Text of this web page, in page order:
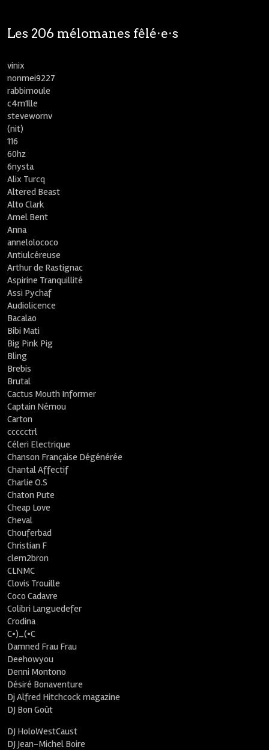
Les 206 mélomanes fêlé⋅e⋅s
vinix
nonmei9227
rabbimoule
c4m1lle
stevewornv
(nit)
116
60hz
6nysta
Alix Turcq
Altered Beast
Alto Clark
Amel Bent
Anna
annelolococo
Antiulcéreuse
Arthur de Rastignac
Aspirine Tranquillité
Assi Pychaf
Audiolicence
Bacalao
Bibi Mati
Big Pink Pig
Bling
Brebis
Brutal
Cactus Mouth Informer
Captain Némou
Carton
ccccctrl
Céleri Electrique
Chanson Française Dégénérée
Chantal Affectif
Charlie O.S
Chaton Pute
Cheap Love
Cheval
Chouferbad
Christian F
clem2bron
CLNMC
Clovis Trouille
Coco Cadavre
Colibri Languedefer
Crodina
C•)_(•C
Damned Frau Frau
Deehowyou
Denni Montono
Désiré Bonaventure
Dj Alfred Hitchcock magazine
DJ Bon Goût
DJ HoloWestCaust
DJ Jean-Michel Boire